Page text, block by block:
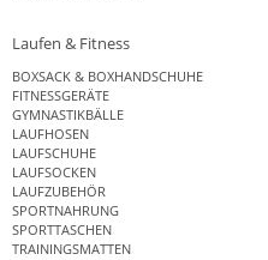
Laufen & Fitness
BOXSACK & BOXHANDSCHUHE
FITNESSGERÄTE
GYMNASTIKBÄLLE
LAUFHOSEN
LAUFSCHUHE
LAUFSOCKEN
LAUFZUBEHÖR
SPORTNAHRUNG
SPORTTASCHEN
TRAININGSMATTEN